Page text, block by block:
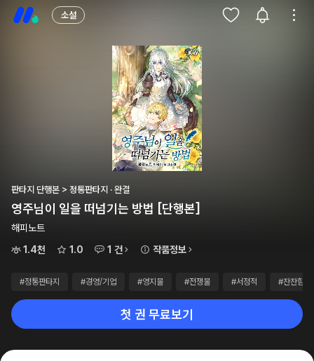
소설
판타지 단행본 > 정통판타지 · 완결
영주님이 일을 떠넘기는 방법 [단행본]
해피노트
1.4천
1.0 1 건 작품정보
#정통판타지 #경영/기업 #영지물 #전쟁물 #서정적 #잔잔함
첫 권 무료보기